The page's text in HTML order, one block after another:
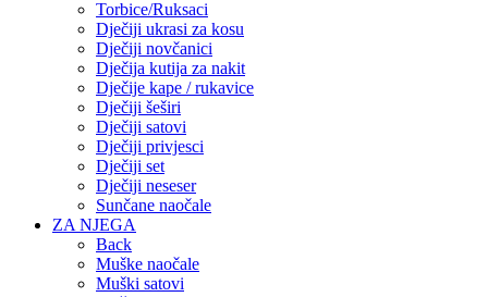
Torbice/Ruksaci
Dječiji ukrasi za kosu
Dječiji novčanici
Dječija kutija za nakit
Dječije kape / rukavice
Dječiji šeširi
Dječiji satovi
Dječiji privjesci
Dječiji set
Dječiji neseser
Sunčane naočale
ZA NJEGA
Back
Muške naočale
Muški satovi